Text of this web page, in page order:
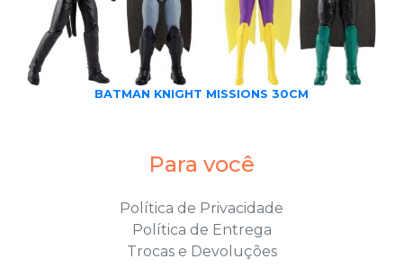
BATMAN KNIGHT MISSIONS 30CM
Para você
Política de Privacidade
Política de Entrega
Trocas e Devoluções